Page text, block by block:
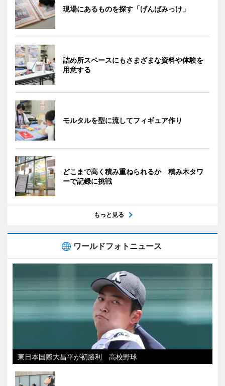
現場にあるものを探す「げんばみっけ」
詰め所スペースにもさまざまな資料や体験を
用意する
モルタルを型に流してフィギュア作り
どこまで高く積み重ねられるか 積み木タワ
ーで記録に挑戦
もっと見る
ワールドフォトニュース
東日本国際大昌平が初勝利 高校野球